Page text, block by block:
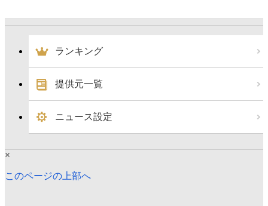
ランキング
提供元一覧
ニュース設定
×
このページの上部へ